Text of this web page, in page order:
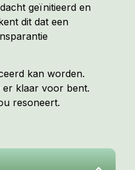
geïnitieerd en
dit dat een
kan worden.
klaar voor bent.
resoneert.